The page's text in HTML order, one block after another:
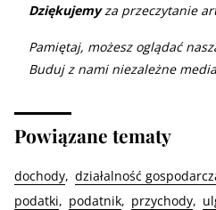
Dziękujemyza przeczytanie
Pamiętaj, możesz oglądać
Buduj z nami niezależne
Powiązane tematy
dochody działalność
podatki
podatnik przychody